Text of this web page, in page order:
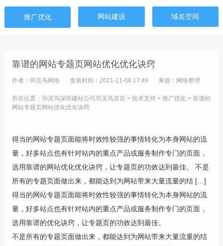
推广优化 网站建设 域名空间
靠谱的网站专题页网站优化优化诀窍
作者：羽灵鸟网络 发表时间：2021-11-08 17:49 来源：网络整理
所在位置：羽灵鸟深圳建站公司 羽灵鸟首页> 技术支持> 推广优化> 靠谱的
网站专题页网站优化优化诀窍
得当的网站专题页面能将时效性较强的事情转化为本身网站的流
量，好多站点也有针对站内的重点产品或服务制作专门的页面，
选用靠谱的网站优化优化诀窍，让专题页的功效达到最佳。 不是
所有的专题页面做出来，都能达到为网站带来大量流量的结 […]
得当的网站专题页面能将时效性较强的事情转化为本身网站的流
量，好多站点也有针对站内的重点产品或服务制作专门的页面，
选用靠谱的优化诀窍，让专题页的功效达到最佳。
不是所有的专题页面做出来，都能达到为网站带来大量流量的结